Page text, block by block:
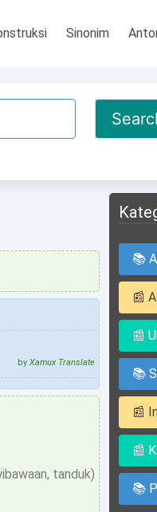
Sinonim
by Xamux Translate
tanduk)
📚
📰
📰
📚
📰
📰
📚